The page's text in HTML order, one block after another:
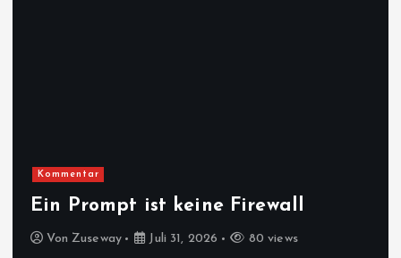
Kommentar
Ein Prompt ist keine Firewall
Von Zuseway Juli 31, 2026 80 views